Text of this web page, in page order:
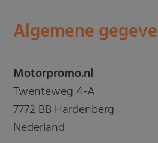
Algemene
Motorpromo.nl
Twenteweg 4-A
7772 BB Hardenberg
Nederland